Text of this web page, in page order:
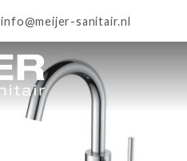
info@meijer-sanitair.nl